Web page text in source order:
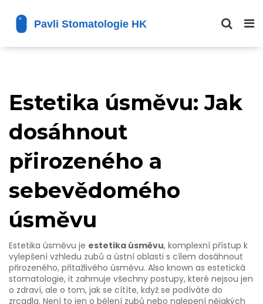
Estetika úsměvu: Jak
dosáhnout
přirozeného a
sebevědomého
úsměvu
Estetika úsměvu je estetika úsměvu, komplexní přístup k
vylepšení vzhledu zubů a ústní oblasti s cílem dosáhnout
přirozeného, přitažlivého úsměvu. Also known as estetická
stomatologie, it zahrnuje všechny postupy, které nejsou jen
o zdraví, ale o tom, jak se cítíte, když se podíváte do
zrcadla. Není to jen o bělení zubů nebo nalepení nějakých